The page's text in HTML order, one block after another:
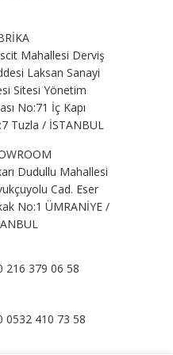
Mahallesi Derviş
Laksan Sanayi
Sitesi Yönetim
No:71 İç Kapı
Tuzla / İSTANBUL
Dudullu Mahallesi
Cad. Eser
No:1 ÜMRANİYE /
216 379 06 58
0532 410 73 58